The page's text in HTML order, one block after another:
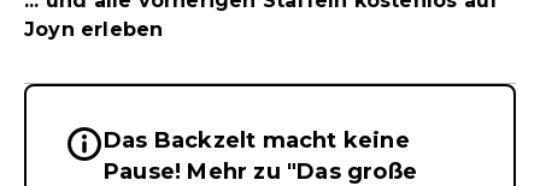
Joyn erleben
Wichtige Hinweise &
Das Backzelt macht keine
Pause! Mehr zu "Das große